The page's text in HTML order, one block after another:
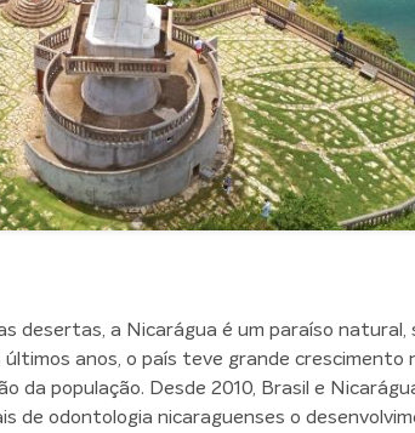
desertas, a Nicarágua é um paraíso natural,
anos, o país teve grande crescimento
população. Desde 2010, Brasil e
de odontologia nicaraguenses o